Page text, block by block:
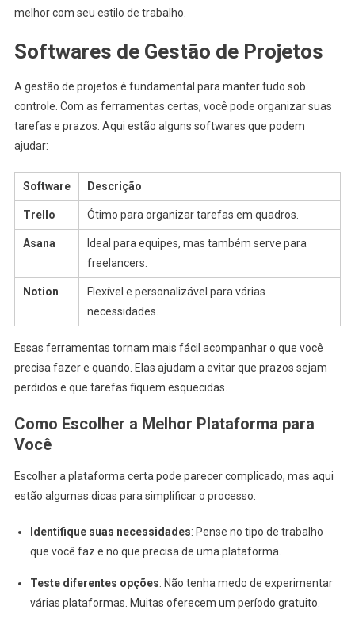
melhor com seu estilo de trabalho.
Softwares de Gestão de Projetos
A gestão de projetos é fundamental para manter tudo sob
controle. Com as ferramentas certas, você pode organizar suas
tarefas e prazos. Aqui estão alguns softwares que podem
ajudar:
Software Descrição
Trello Ótimo para organizar tarefas em quadros.
Asana
Ideal para equipes, mas também serve para
freelancers.
Notion
Flexível e personalizável para várias
necessidades.
Essas ferramentas tornam mais fácil acompanhar o que você
precisa fazer e quando. Elas ajudam a evitar que prazos sejam
perdidos e que tarefas fiquem esquecidas.
Como Escolher a Melhor Plataforma para
Você
Escolher a plataforma certa pode parecer complicado, mas aqui
estão algumas dicas para simplificar o processo:
Identifique suas necessidades: Pense no tipo de trabalho
que você faz e no que precisa de uma plataforma.
Teste diferentes opções: Não tenha medo de experimentar
várias plataformas. Muitas oferecem um período gratuito.